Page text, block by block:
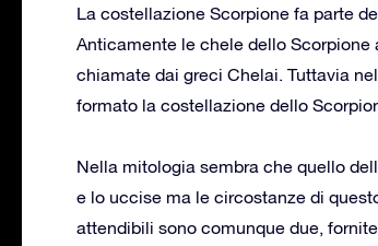
La costellazione Scorpione fa parte
Anticamente le chele dello
chiamate dai greci Chelai. Tuttavia
formato la costellazione dello
Nella mitologia sembra che quello
e lo uccise ma le circostanze di
attendibili sono comunque due,